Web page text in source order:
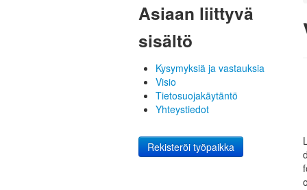
Asiaan liittyvä
sisältö
Kysymyksiä ja vastauksia
Visio
Tietosuojakäytäntö
Yhteystiedot
Rekisteröi työpaikka